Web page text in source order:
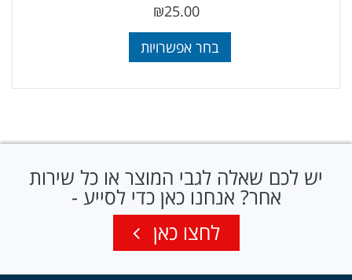
₪25.00
בחר אפשרויות
יש לכם שאלה לגבי המוצר או כל שירות
אחר? אנחנו כאן כדי לסייע -
לחצו כאן